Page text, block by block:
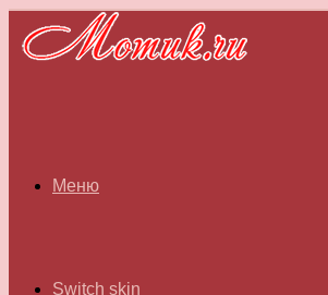
Меню
Switch skin